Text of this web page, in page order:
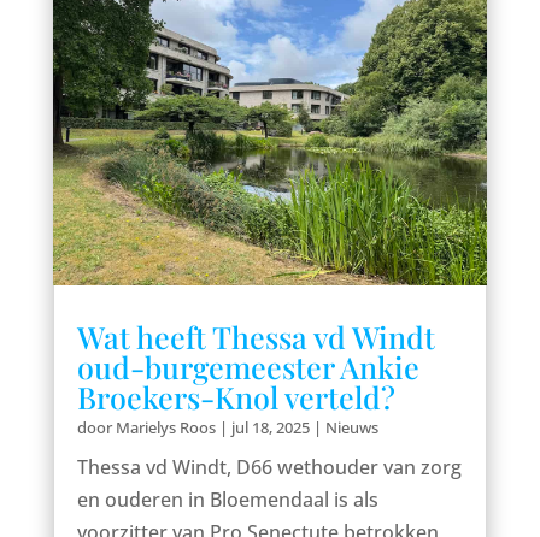
Wat heeft Thessa vd Windt
oud-burgemeester Ankie
Broekers-Knol verteld?
doorMarielys Roos| jul 18, 2025| Nieuws
Thessa vd Windt, D66 wethouder van zorg
en ouderen in Bloemendaal is als